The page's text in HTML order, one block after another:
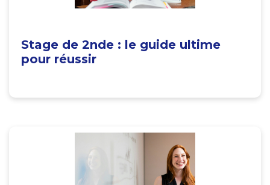
Stage de 2nde : le guide ultime
pour réussir